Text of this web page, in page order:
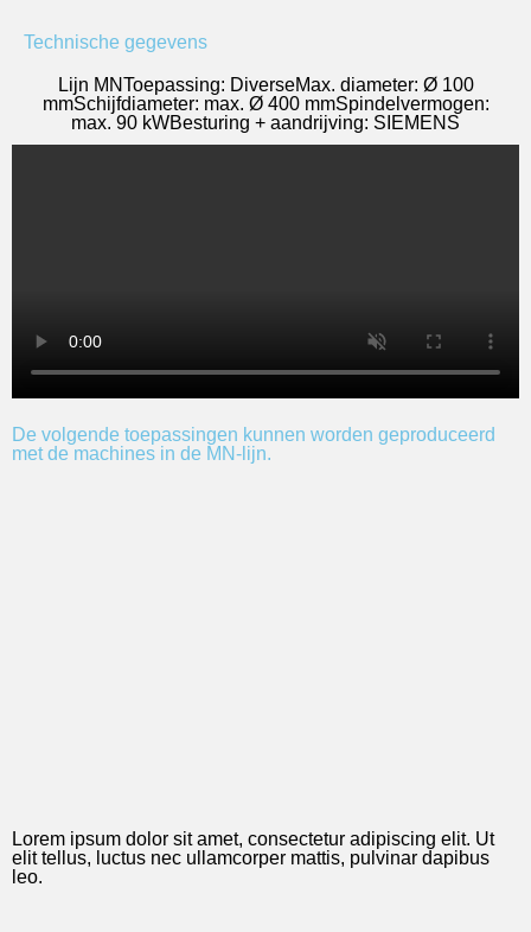
Technische gegevens
Lijn MNToepassing: DiverseMax. diameter: Ø 100
mmSchijfdiameter: max. Ø 400 mmSpindelvermogen:
max. 90 kWBesturing + aandrijving: SIEMENS
De volgende toepassingen kunnen worden geproduceerd
met de machines in de MN-lijn.
Lorem ipsum dolor sit amet, consectetur adipiscing elit. Ut
elit tellus, luctus nec ullamcorper mattis, pulvinar dapibus
leo.